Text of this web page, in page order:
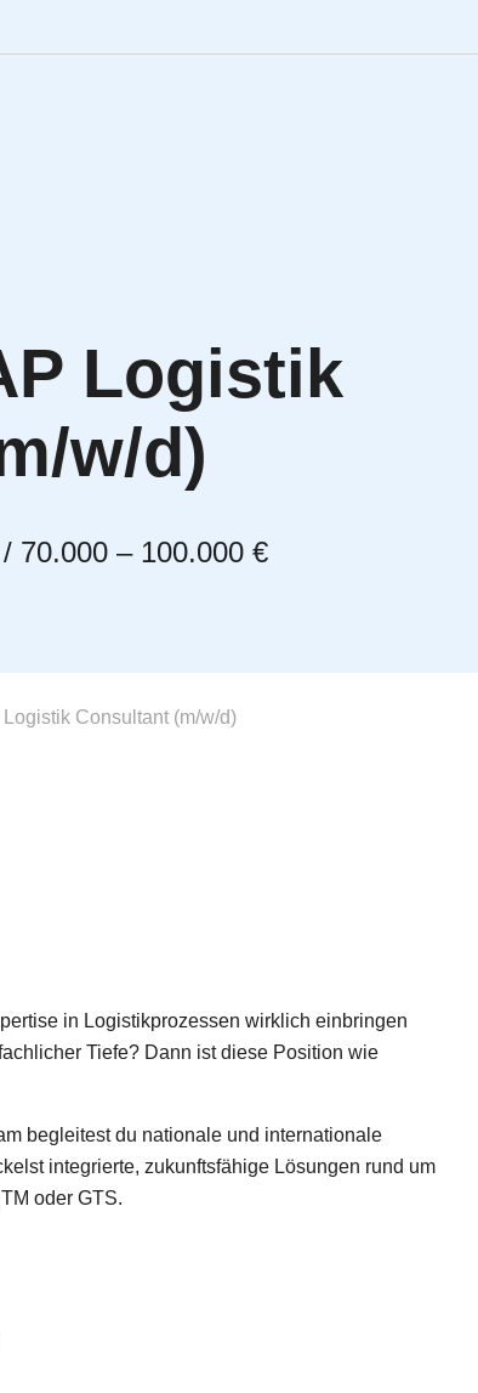
Logistik
w/d)
70.000 – 100.000 €
Consultant (m/w/d)
in Logistikprozessen wirklich einbringen
Tiefe? Dann ist diese Position wie
begleitest du nationale und internationale
integrierte, zukunftsfähige Lösungen rund um
oder GTS.